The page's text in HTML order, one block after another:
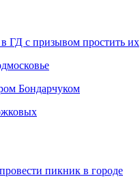
ГД с призывом простить их
Бондарчуком
пикник в городе